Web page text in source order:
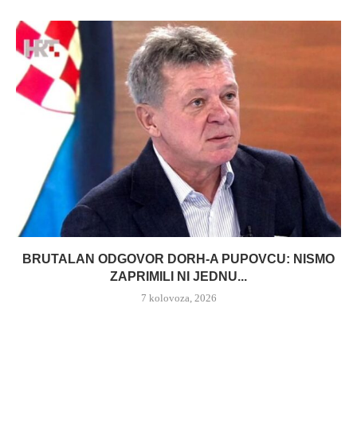
BRUTALAN ODGOVOR DORH-A PUPOVCU: NISMO
ZAPRIMILI NI JEDNU...
7 kolovoza, 2026